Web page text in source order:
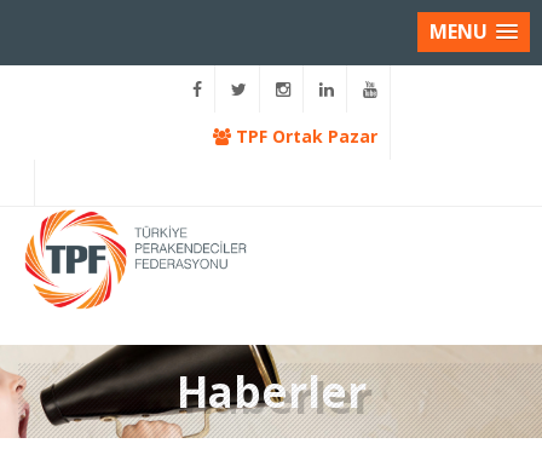
MENU
TPF Ortak Pazar
Haberler